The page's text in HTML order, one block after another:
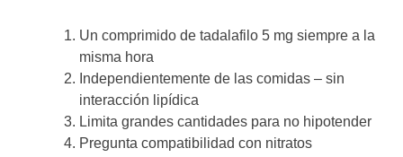
Un comprimido de tadalafilo 5 mg siempre a la
misma hora
Independientemente de las comidas – sin
interacción lipídica
Limita grandes cantidades para no hipotender
Pregunta compatibilidad con nitratos